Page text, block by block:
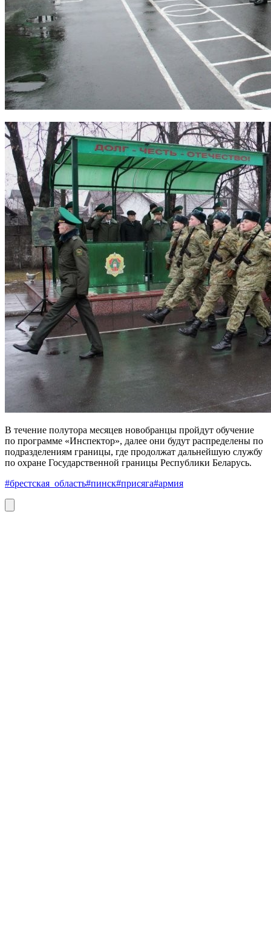
В течение полутора месяцев новобранцы пройдут обучение
по программе «Инспектор», далее они будут распределены по
подразделениям границы, где продолжат дальнейшую службу
по охране Государственной границы Республики Беларусь.
#брестская_область#пинск#присяга#армия